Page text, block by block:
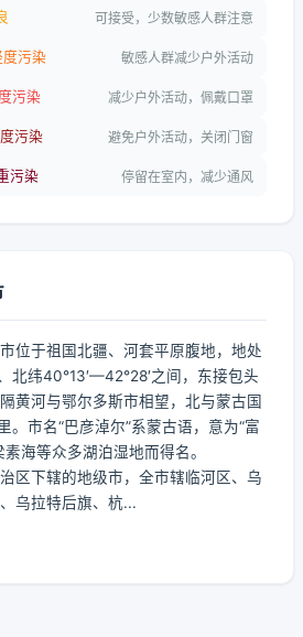
可接受，少数敏感人群注意
度污染 敏感人群减少户外活动
污染 减少户外活动，佩戴口罩
污染 避免户外活动，关闭门窗
污染 停留在室内，减少通风
位于祖国北疆、河套平原腹地，地处
北纬40°13′—42°28′之间，东接包头
黄河与鄂尔多斯市相望，北与蒙古国
。市名“巴彦淖尔”系蒙古语，意为“富
海等众多湖泊湿地而得名。
区下辖的地级市，全市辖临河区、乌
乌拉特后旗、杭...